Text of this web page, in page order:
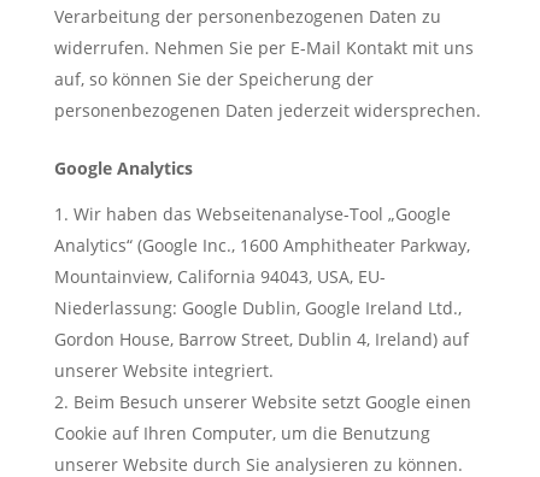
Verarbeitung der personenbezogenen Daten zu
widerrufen. Nehmen Sie per E-Mail Kontakt mit uns
auf, so können Sie der Speicherung der
personenbezogenen Daten jederzeit widersprechen.
Google Analytics
Wir haben das Webseitenanalyse-Tool „Google
Analytics“ (Google Inc., 1600 Amphitheater Parkway,
Mountainview, California 94043, USA, EU-
Niederlassung: Google Dublin, Google Ireland Ltd.,
Gordon House, Barrow Street, Dublin 4, Ireland) auf
unserer Website integriert.
Beim Besuch unserer Website setzt Google einen
Cookie auf Ihren Computer, um die Benutzung
unserer Website durch Sie analysieren zu können.